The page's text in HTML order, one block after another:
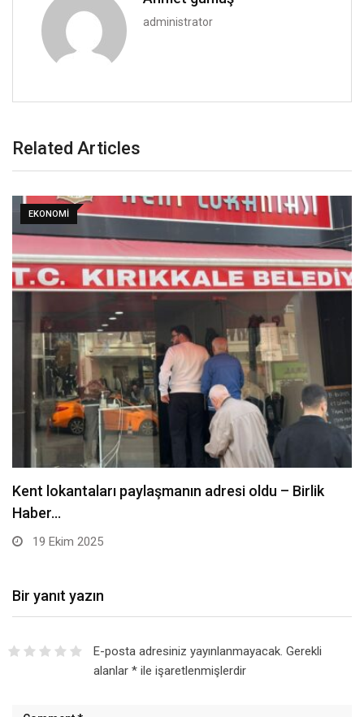
administrator
Related Articles
EKONOMI
Osmaniye'nin Sumbas ilçesinde 4,1 büyüklüğünde
deprem meydana geldi
19 Ekim 2025
Bir yanıt yazın
E-posta adresiniz yayınlanmayacak. Gerekli
alanlar *ile işaretlenmişlerdir